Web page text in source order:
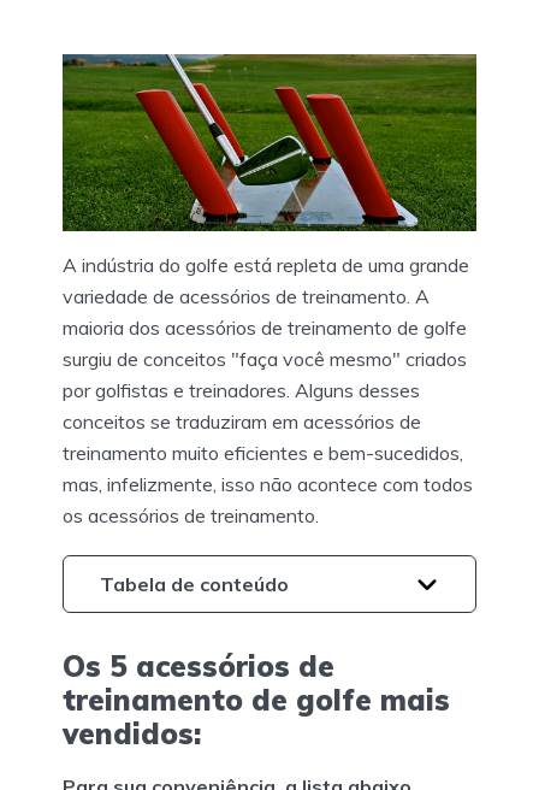
A indústria do golfe está repleta de uma grande
variedade de acessórios de treinamento. A
maioria dos acessórios de treinamento de golfe
surgiu de conceitos "faça você mesmo" criados
por golfistas e treinadores. Alguns desses
conceitos se traduziram em acessórios de
treinamento muito eficientes e bem-sucedidos,
mas, infelizmente, isso não acontece com todos
os acessórios de treinamento.
Tabela de conteúdo
Os 5 acessórios de
treinamento de golfe mais
vendidos: